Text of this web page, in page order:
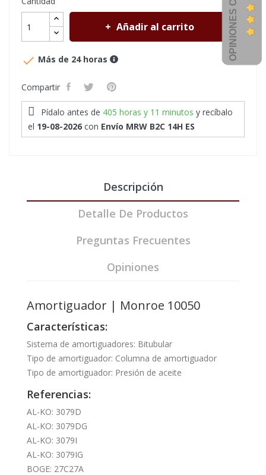
Añadir al carrito
 Más de 24 horas
Compartir
Pídalo antes de 405 horas y 11 minutos y recíbalo
el 19-08-2026 con Envío MRW B2C 14H ES
Descripción
Detalle De Productos
Preguntas Frecuentes
Opiniones
Amortiguador | Monroe 10050
Características:
Sistema de amortiguadores: Bitubular
Tipo de amortiguador: Columna de amortiguador
Tipo de amortiguador: Presión de aceite
Referencias:
AL-KO: 3079D
AL-KO: 3079DG
AL-KO: 3079I
AL-KO: 3079IG
BOGE: 27C27A